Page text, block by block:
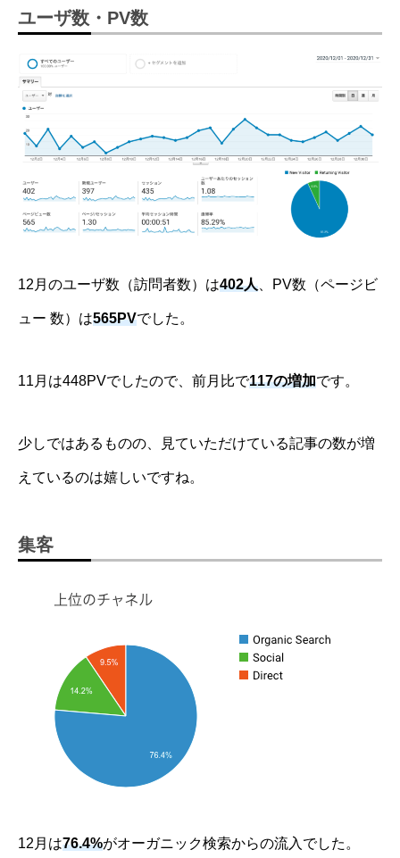
ユーザ数・PV数
12月のユーザ数（訪問者数）は402人 、PV数（ページビ
ュー 数）は565PVでした。
11月は448PVでしたので、前月比で117の増加です。
少しではあるものの、見ていただけている記事の数が増
えているのは嬉しいですね。
集客
12月は76.4%がオーガニック検索からの流入でした。